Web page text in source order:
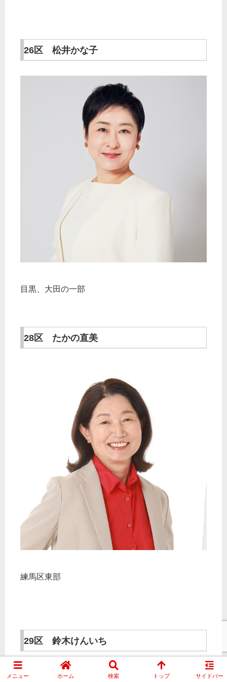
26区 松井かな子
目黒、大田の一部
28区 たかの直美
練馬区東部
29区 鈴木けんいち
メニュー ホーム 検索 トップ サイドバー